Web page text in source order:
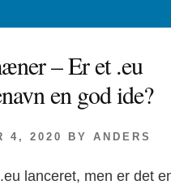
– Er et .eu
en god ide?
4, 2020 BY ANDERS
lanceret, men er det